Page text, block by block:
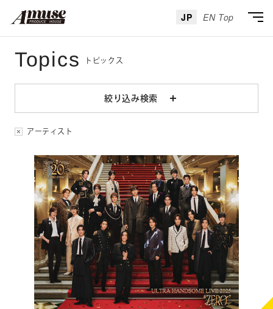
JP EN Top
絞り込み検索
インフォメーション
インタビュー
レポート
アーティスト
音楽
映画
ドラマ
舞台
イベント
ARTIST INFORMATION
Topics トピックス
絞り込み検索
アーティスト